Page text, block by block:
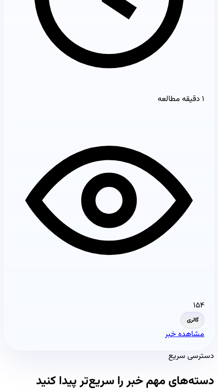
۱ دقیقه مطالعه
۱۵۴
گالری
مشاهده خبر
دسترسی سریع
دسته‌های مهم خبر را سریع‌تر پیدا کنید